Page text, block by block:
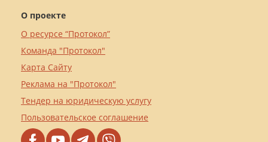
О проекте
О ресурсе “Протокол”
Команда "Протокол"
Карта Сайту
Реклама на "Протокол"
Тендер на юридическую услугу
Пользовательское соглашение